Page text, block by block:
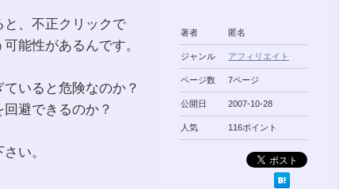
著者 匿名
ジャンル アフィリエイト
ページ数 7ページ
公開日 2007-10-28
人気 116ポイント
、不正クリックで
能性があるんです。
いると危険なのか？
避できるのか？
い。